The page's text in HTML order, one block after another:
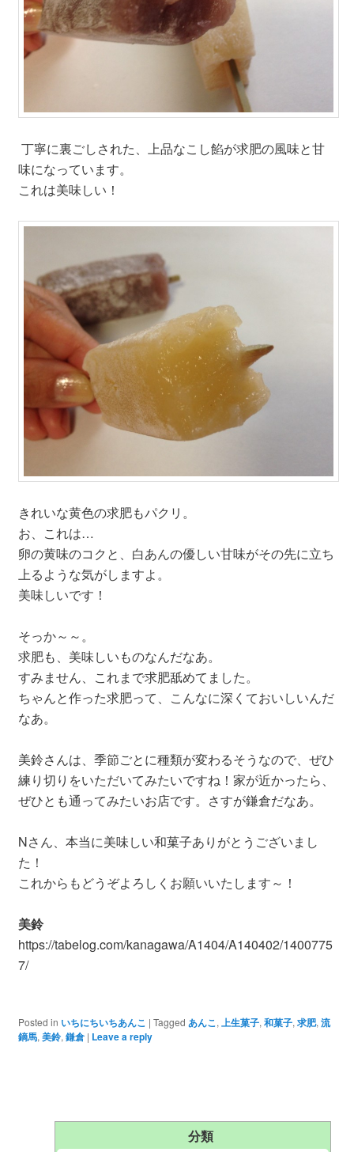
丁寧に裏ごしされた、上品なこし餡が求肥の風味と甘
味になっています。
これは美味しい！
きれいな黄色の求肥もパクリ。
お、これは…
卵の黄味のコクと、白あんの優しい甘味がその先に立ち
上るような気がしますよ。
美味しいです！
そっか～～。
求肥も、美味しいものなんだなあ。
すみません、これまで求肥舐めてました。
ちゃんと作った求肥って、こんなに深くておいしいんだ
なあ。
美鈴さんは、季節ごとに種類が変わるそうなので、ぜひ
練り切りをいただいてみたいですね！家が近かったら、
ぜひとも通ってみたいお店です。さすが鎌倉だなあ。
Nさん、本当に美味しい和菓子ありがとうございまし
た！
これからもどうぞよろしくお願いいたします～！
美鈴
https://tabelog.com/kanagawa/A1404/A140402/1400775
7/
Posted in いちにちいちあんこ | Tagged あんこ, 上生菓子, 和菓子, 求肥, 流
鏑馬, 美鈴, 鎌倉 | Leave a reply
分類